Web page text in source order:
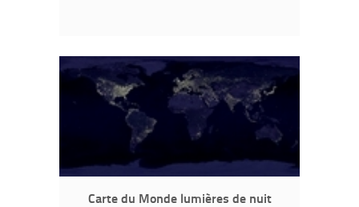
Carte du Monde lumières de nuit